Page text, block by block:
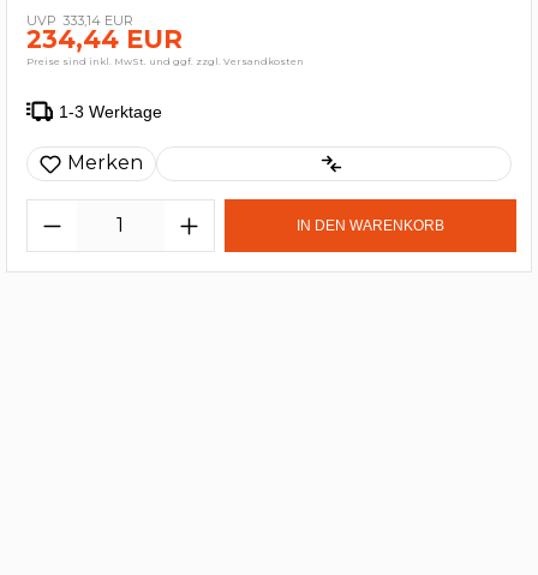
333,14 EUR
234,44 EUR
Preise sind inkl. MwSt. und ggf. zzgl. Versandkosten
1-3 Werktage
Merken
IN DEN WARENKORB